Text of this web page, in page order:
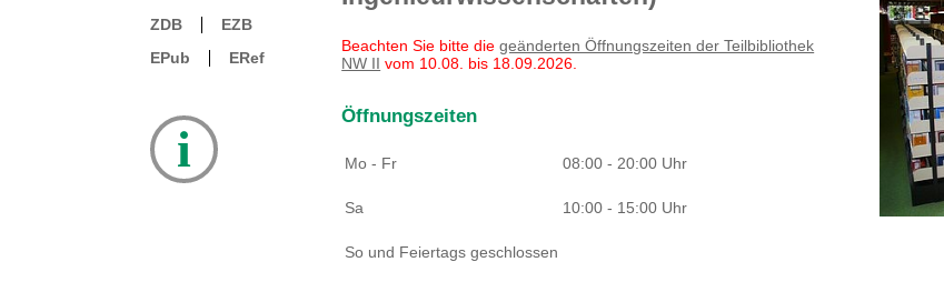
ZDB
EZB
EPub
ERef
i
Beachten Sie bitte diegeänderten Öffnungszeiten der Teilbibliothek
NW II vom 10.08. bis 18.09.2026.
Öffnungszeiten
Mo - Fr 08:00 - 20:00 Uhr
Sa 10:00 - 15:00 Uhr
So und Feiertags geschlossen